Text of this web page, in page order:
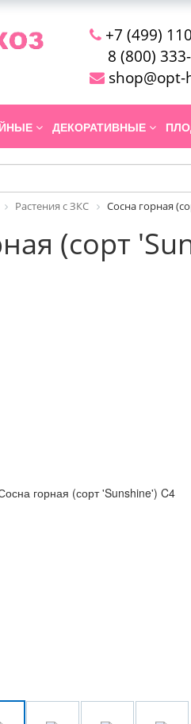
+7 (499)
8 (800)
shop@opt-
ДЕКОРАТИВНЫЕ
Растения с ЗКС Сосна горная
(сорт